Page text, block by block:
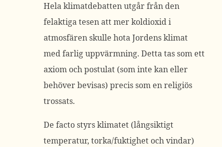
Hela klimatdebatten utgår från den
felaktiga tesen att mer koldioxid i
atmosfären skulle hota Jordens klimat
med farlig uppvärmning. Detta tas som ett
axiom och postulat (som inte kan eller
behöver bevisas) precis som en religiös
trossats.
De facto styrs klimatet (långsiktigt
temperatur, torka/fuktighet och vindar)